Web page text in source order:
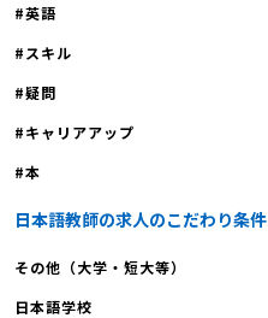
英語
スキル
疑問
キャリアアップ
本
日本語教師の求人のこだわり条件
その他（大学・短大等）
日本語学校